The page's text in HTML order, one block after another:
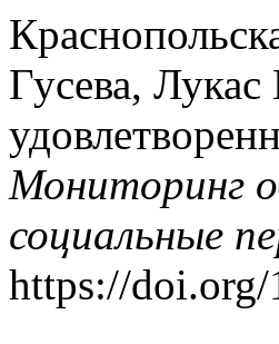
Гусева,
Мониторинг
социальные
https://